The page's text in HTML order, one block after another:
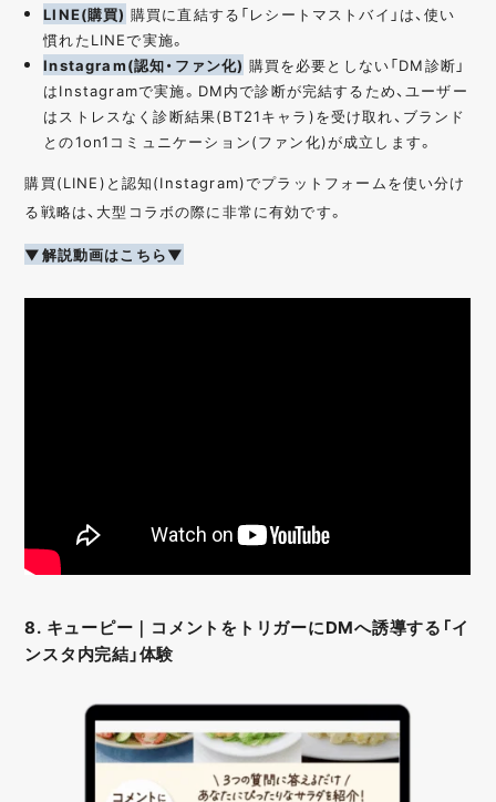
LINE(購買) 購買に直結する「レシートマストバイ」は、使い
慣れたLINEで実施。
Instagram(認知・ファン化) 購買を必要としない「DM診断」
はInstagramで実施。DM内で診断が完結するため、ユーザー
はストレスなく診断結果(BT21キャラ)を受け取れ、ブランド
との1on1コミュニケーション(ファン化)が成立します。
購買(LINE)と認知(Instagram)でプラットフォームを使い分け
る戦略は、大型コラボの際に非常に有効です。
▼解説動画はこちら▼
8. キューピー｜コメントをトリガーにDMへ誘導する「イ
ンスタ内完結」体験